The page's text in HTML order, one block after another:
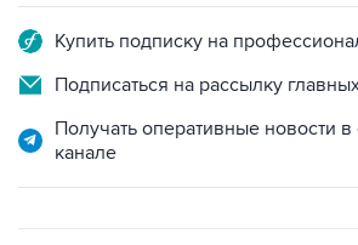
Купить подписку на
Подписаться на рассылку
Получать оперативные новости
канале